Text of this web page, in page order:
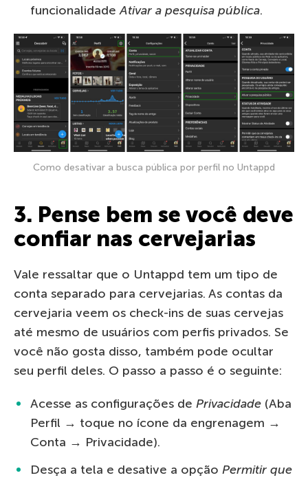
funcionalidadeAtivar a pesquisa pública.
Como desativar a busca pública por perfil no Untappd
3. Pense bem se você deve
confiar nas cervejarias
Vale ressaltar que o Untappd tem um tipo de
conta separado para cervejarias. As contas da
cervejaria veem os check-ins de suas cervejas
até mesmo de usuários com perfis privados. Se
você não gosta disso, também pode ocultar
seu perfil deles. O passo a passo é o seguinte:
Acesse as configurações de Privacidade (Aba
Perfil → toque no ícone da engrenagem →
Conta → Privacidade).
Desça a tela e desative a opção Permitir que